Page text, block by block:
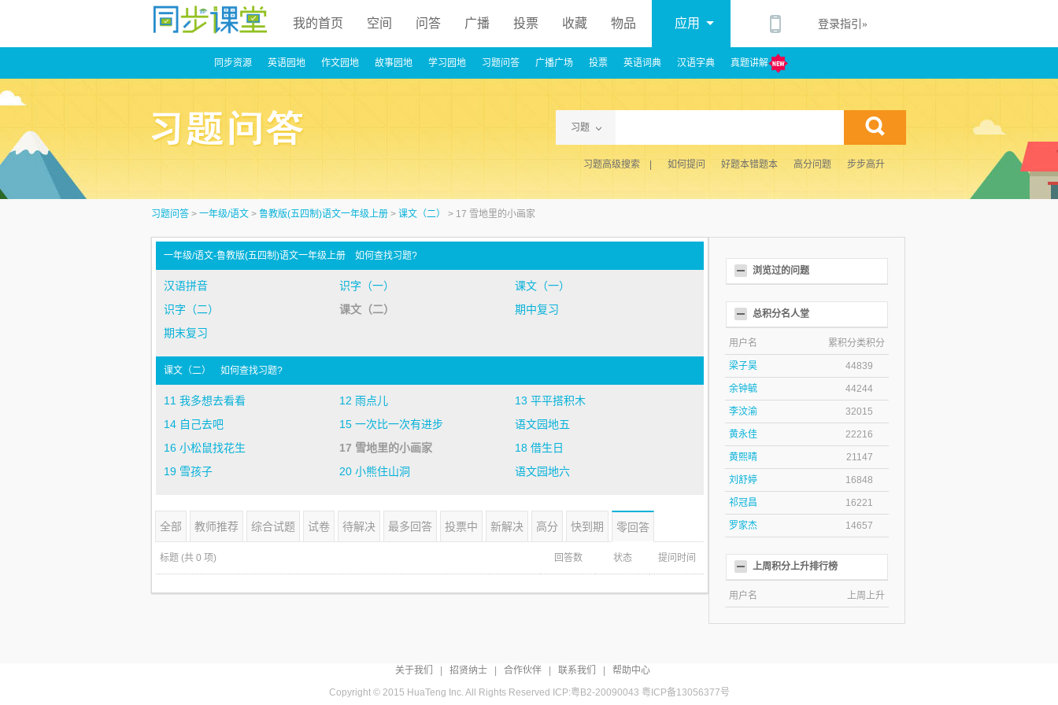
我的首页 空间 问答 广播 投票 收藏 物品 应用 登录指引»
同步资源 英语园地 作文园地 故事园地 学习园地 习题问答 广播广场 投票 英语词典 汉语字典 真题讲解
习题
习题高级搜索 | 如何提问 好题本错题本 高分问题 步步高升
习题问答 > 一年级/语文 > 鲁教版(五四制)语文一年级上册 > 课文（二） > 17 雪地里的小画家
一年级/语文-鲁教版(五四制)语文一年级上册 如何查找习题?
汉语拼音 识字（一）
课文（一）
识字（二）
课文（二）
期中复习
期末复习
课文（二） 如何查找习题?
11 我多想去看看 12 雨点儿
13 平平搭积木
14 自己去吧
15 一次比一次有进步
语文园地五
16 小松鼠找花生
17 雪地里的小画家
18 借生日
19 雪孩子
20 小熊住山洞 语文园地六
全部 教师推荐 综合试题 试卷 待解决 最多回答 投票中 新解决 高分 快到期 零回答
标题 (共 0 项) 回答数 状态 提问时间
浏览过的问题
总积分名人堂
用户名 累积分类积分
梁子昊 44839
余钟毓 44244
李汶渝 32015
黄永佳 22216
黄熙晴 21147
刘舒婷 16848
祁冠昌 16221
罗家杰 14657
上周积分上升排行榜
用户名 上周上升
关于我们 招贤纳士 合作伙伴 联系我们
帮助中心
Copyright © 2015 HuaTeng Inc. All Rights Reserved ICP:粤B2-20090043 粤ICP备13056377号